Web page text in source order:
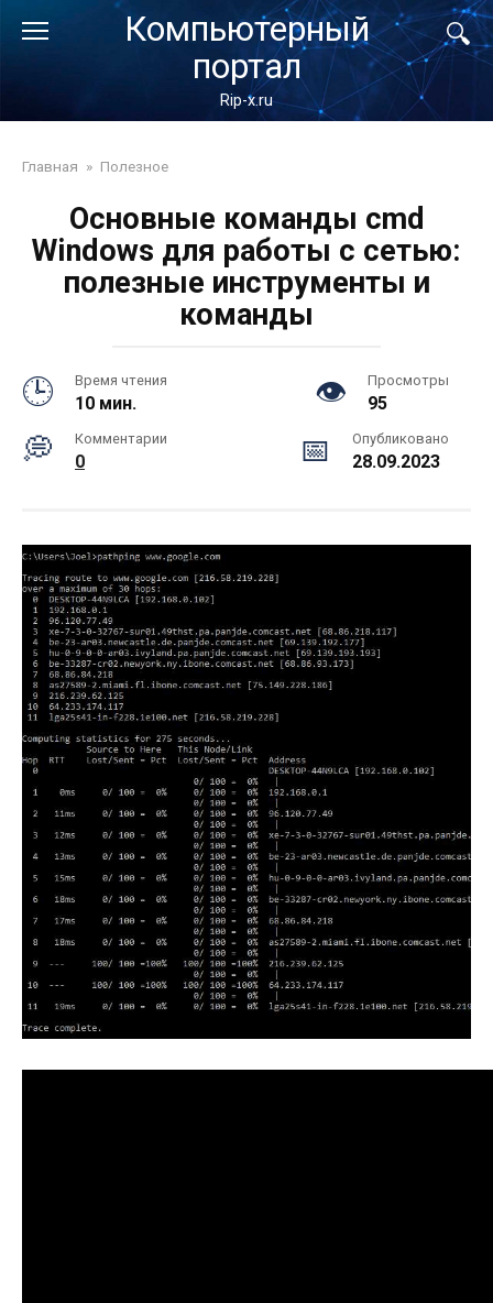
Компьютерный
портал
Rip-x.ru
Главная » Полезное
Основные команды cmd
Windows для работы с сетью:
полезные инструменты и
команды
Время чтения
10 мин.
Просмотры
95
Комментарии
0
Опубликовано
28.09.2023